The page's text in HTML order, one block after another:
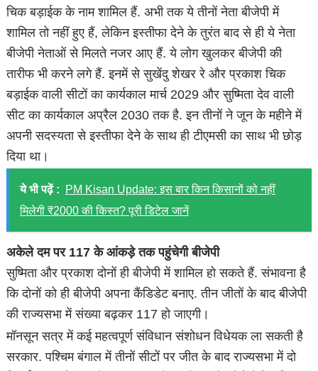
चिक बड़ाईक के नाम शामिल हैं. अभी तक ये तीनों नेता बीजेपी में
शामिल तो नहीं हुए हैं, लेकिन इस्तीफा देने के तुरंत बाद से ही ये नेता
बीजेपी नेताओं से मिलते नजर आए हैं. ये लोग खुलकर बीजेपी की
तारीफ भी करने लगे हैं. इनमें से सुखेंदु शेखर रे और प्रकाश चिक
बड़ाईक वाली सीटों का कार्यकाल मार्च 2029 और सुष्मिता देव वाली
सीट का कार्यकाल अप्रैल 2030 तक है. इन तीनों ने जून के महीने में
अपनी सदस्यता से इस्तीफा देने के साथ ही टीएमसी का साथ भी छोड़
दिया था।
ये भी पढ़ें :
PM Kisan Update: इस बार किन किसानों को नहीं
मिलेगी ₹2000 की किस्त? पूरी डिटेल जानें
अकेले दम पर 117 के आंकड़े तक पहुंचेगी बीजेपी
सुष्मिता और प्रकाश दोनों ही बीजेपी में शामिल हो सकते हैं. संभावना है
कि दोनों को ही बीजेपी अपना कैंडिडेट बनाए. तीन जीतों के बाद बीजेपी
की राज्यसभा में संख्या बढ़कर 117 हो जाएगी।
मॉनसून सत्र में कई महत्वपूर्ण संविधान संशोधन विधेयक ला सकती है
सरकार. पश्चिम बंगाल में तीनों सीटों पर जीत के बाद राज्यसभा में दो